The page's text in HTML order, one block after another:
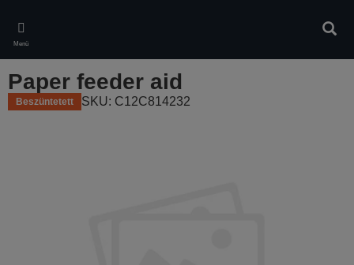
main
content
Menü
Paper feeder aid
Beszüntetett SKU: C12C814232